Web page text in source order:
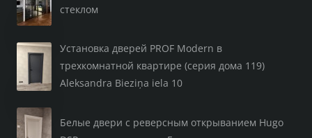
стеклом
Установка дверей PROF Modern в
трехкомнатной квартире (серия дома 119)
Aleksandra Bieziņa iela 10
Белые двери с реверсным открыванием Hugo